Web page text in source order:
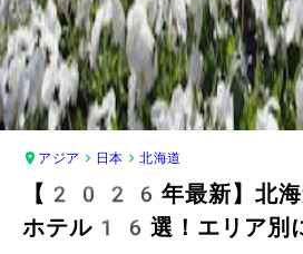
アジア 日本 北海道
【2026年最新】北海
ホテル16選！エリア別